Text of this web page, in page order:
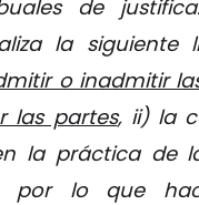
de
la siguiente
o inadmitir
las partes, ii) la
la práctica de
por lo que